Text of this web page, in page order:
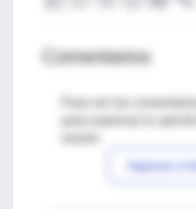
Comentarios
Para ver los
Ingresar a